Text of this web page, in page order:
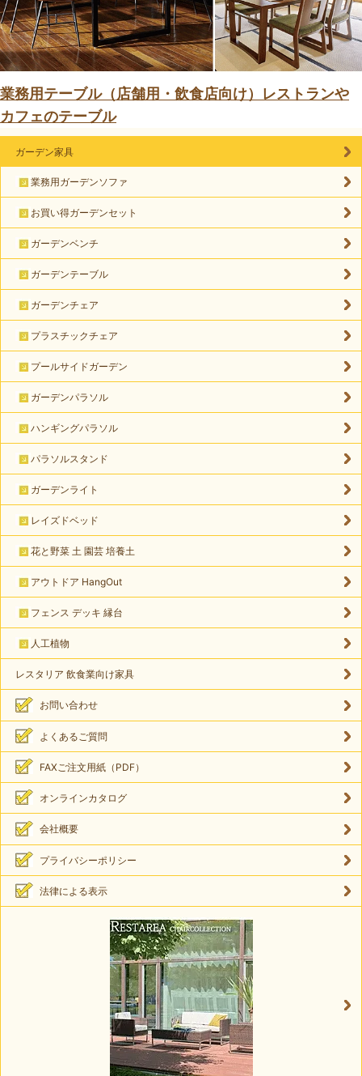
業務用テーブル（店舗用・飲食店向け）レストランや
カフェのテーブル
ガーデン家具
業務用ガーデンソファ
お買い得ガーデンセット
ガーデンベンチ
ガーデンテーブル
ガーデンチェア
プラスチックチェア
プールサイドガーデン
ガーデンパラソル
ハンギングパラソル
パラソルスタンド
ガーデンライト
レイズドベッド
花と野菜 土 園芸 培養土
アウトドア HangOut
フェンス デッキ 縁台
人工植物
レスタリア 飲食業向け家具
お問い合わせ
よくあるご質問
FAXご注文用紙（PDF）
オンラインカタログ
会社概要
プライバシーポリシー
法律による表示